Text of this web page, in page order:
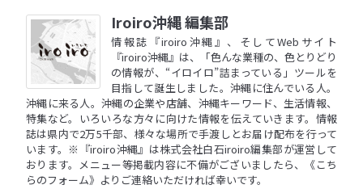
Iroiro沖縄 編集部
情報誌『iroiro沖縄』、そしてWebサイト
『iroiro沖縄』は、「色んな業種の、色とりどり
の情報が、“イロイロ”詰まっている」ツールを
目指して誕生しました。沖縄に住んでいる人。
沖縄に来る人。沖縄の企業や店舗、沖縄キーワード、生活情報、
特集など。いろいろな方々に向けた情報を伝えていきます。情報
誌は県内で2万5千部、様々な場所で手渡しとお届け配布を行って
います。※『iroiro沖縄』は株式会社白石iroiro編集部が運営して
おります。メニュー等掲載内容に不備がございましたら、
《こち
らのフォーム》 よりご連絡いただければ幸いです。